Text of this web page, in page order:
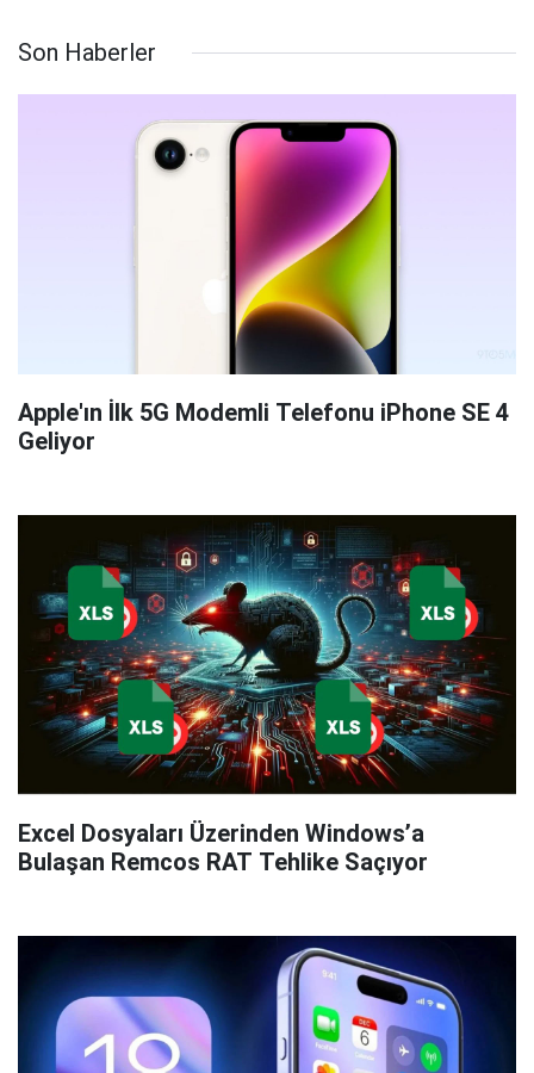
Son Haberler
Apple'ın İlk 5G Modemli Telefonu iPhone SE 4
Geliyor
Excel Dosyaları Üzerinden Windows’a
Bulaşan Remcos RAT Tehlike Saçıyor